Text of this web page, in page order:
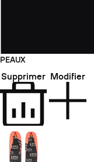
PEAUX
Supprimer Modifier